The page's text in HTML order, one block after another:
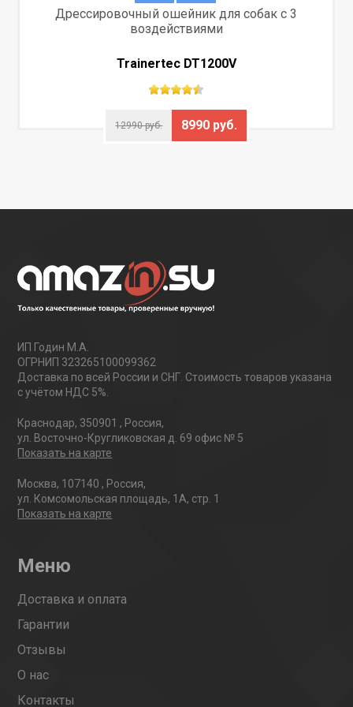
Дрессировочный ошейник для собак с 3
воздействиями
Trainertec DT1200V
12990 руб. 8990 руб.
ИП Годин М.А.
ОГРНИП 323265100099362
Доставка по всей России и СНГ. Стоимость товаров указана
с учётом НДС 5%.
Краснодар, 350901 , Россия,
ул. Восточно-Кругликовская д. 69 офис № 5
Показать на карте
Москва, 107140 , Россия,
ул. Комсомольская площадь, 1А, стр. 1
Показать на карте
Меню
Доставка и оплата
Гарантии
Отзывы
О нас
Контакты